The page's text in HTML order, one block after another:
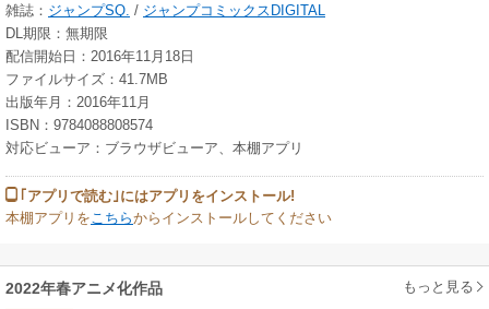
雑誌： ジャンプSQ. / ジャンプコミックスDIGITAL
DL期限：無期限
配信開始日：2016年11月18日
ファイルサイズ：41.7MB
出版年月：2016年11月
ISBN：9784088808574
対応ビューア：ブラウザビューア、本棚アプリ
｢アプリで読む｣にはアプリをインストール!
本棚アプリを こちらからインストールしてください
2022年春アニメ化作品 もっと見る